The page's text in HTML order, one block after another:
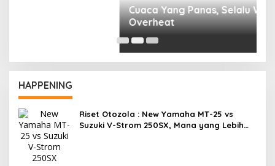
HAPPENING
Riset Otozola : New Yamaha MT-25 vs
Suzuki V-Strom 250SX, Mana yang Lebih